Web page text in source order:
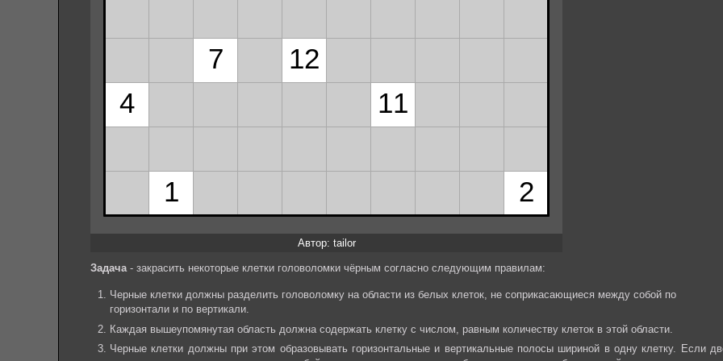
Автор: tailor
Задача - закрасить некоторые клетки головоломки чёрным согласно следующим правилам:
Черные клетки должны разделить головоломку на области из белых клеток, не соприкасающиеся между собой по
горизонтали и по вертикали.
Каждая вышеупомянутая область должна содержать клетку с числом, равным количеству клеток в этой области.
Черные клетки должны при этом образовывать горизонтальные и вертикальные полосы шириной в одну клетку. Если